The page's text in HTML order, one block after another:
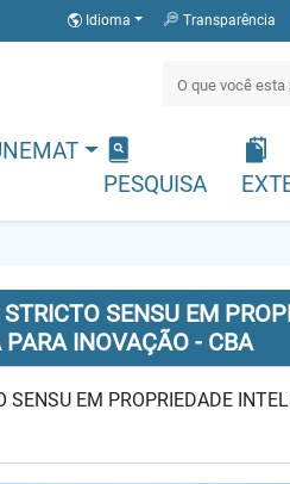
Idioma Transparência
PESQUISA
SENSU EM
INOVAÇÃO - CBA
SENSU EM PROPRIEDADE